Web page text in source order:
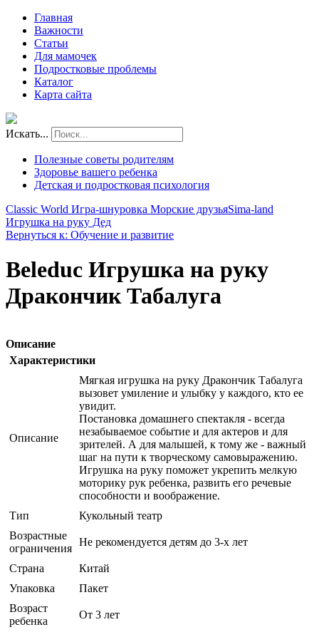
Главная
Важности
Статьи
Для мамочек
Подростковые проблемы
Каталог
Карта сайта
Искать...
Полезные советы родителям
Здоровье вашего ребенка
Детская и подростковая психология
Classic World Игра-шнуровка Морские друзьяSima-land
Игрушка на руку Дед
Вернуться к: Обучение и развитие
Beleduc Игрушка на руку
Дракончик Табалуга
Описание
Характеристики
Описание
Мягкая игрушка на руку Дракончик Табалуга
вызовет умиление и улыбку у каждого, кто ее
увидит.
Постановка домашнего спектакля - всегда
незабываемое событие и для актеров и для
зрителей. А для малышей, к тому же - важный
шаг на пути к творческому самовыражению.
Игрушка на руку поможет укрепить мелкую
моторику рук ребенка, развить его речевые
способности и воображение.
Тип
Кукольный театр
Возрастные
ограничения
Не рекомендуется детям до 3-х лет
Страна
Китай
Упаковка
Пакет
Возраст
ребенка
От 3 лет